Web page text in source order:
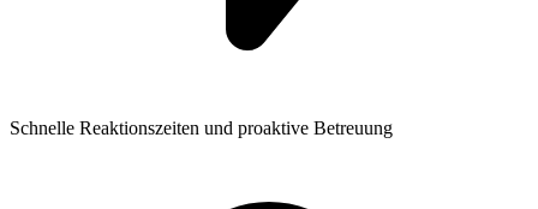
Schnelle Reaktionszeiten und proaktive Betreuung